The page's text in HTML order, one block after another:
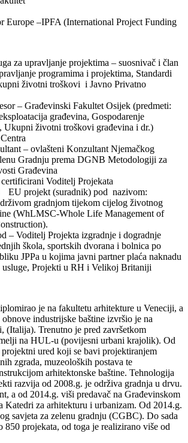
Europe –IPFA (International Project Funding
za upravljanje projektima – suosnivač i član
programima i projektima, Standardi
životni troškovi i Javno Privatno
– Građevinski Fakultet Osijek (predmeti:
građevina, Gospodarenje
Ukupni životni troškovi građevina i dr.)
– ovlašteni Konzultant Njemačkog
Gradnju prema DGNB Metodologiji za
Građevina
Voditelj Projekata
EU projekt (suradnik) pod nazivom:
gradnjom tijekom cijelog životnog
(WhLMSC-Whole Life Management of
– Voditelj Projekta izgradnje i dogradnje
škola, sportskih dvorana i bolnica po
JPPa u kojima javni partner plaća naknadu
usluge, Projekti u RH i Velikoj Britaniji
je na fakultetu arhitekture u Veneciji, a
industrijske baštine izvršio je na
(Italija). Trenutno je pred završetkom
na HUL-u (povijesni urbani krajolik). Od
ured koji se bavi projektiranjem
zgrada, muzeoloških postava te
arhitektonske baštine. Tehnologija
razvija od 2008.g. je održiva gradnja u drvu.
a od 2014.g. viši predavač na Građevinskom
Katedri za arhitekturu i urbanizam. Od 2014.g.
savjeta za zelenu gradnju (CGBC). Do sada
projekata, od toga je realizirano više od